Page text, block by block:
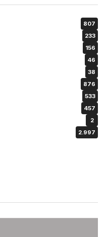
807
233
156
46
38
876
533
457
2
2.997